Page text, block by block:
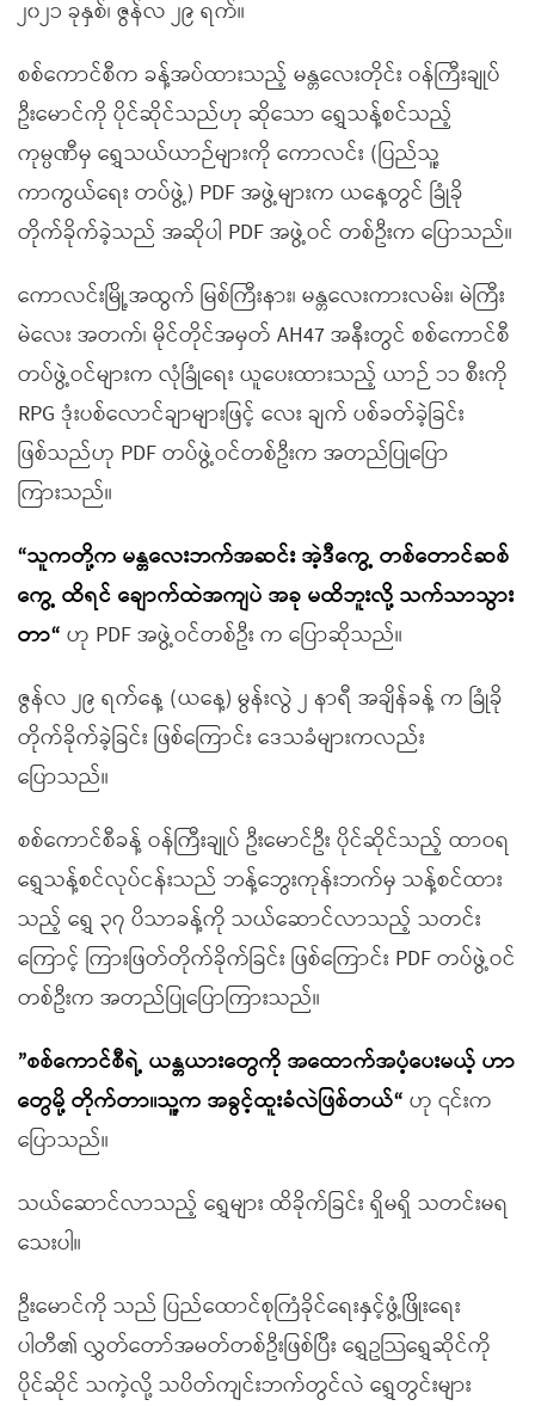
၂၀၂၁ ခုနှစ်၊ ဇွန်လ ၂၉ ရက်။
စစ်ကောင်စီက ခန့်အပ်ထားသည့် မန္တလေးတိုင်း ဝန်ကြီးချုပ်
ဦးမောင်ကို ပိုင်ဆိုင်သည်ဟု ဆိုသော ရွှေသန့်စင်သည့်
ကုမ္ပဏီမှ ရွှေသယ်ယာဉ်များကို ကောလင်း (ပြည်သူ့
ကာကွယ်ရေး တပ်ဖွဲ့) PDF အဖွဲ့များက ယနေ့တွင် ခြုံခို
တိုက်ခိုက်ခဲ့သည် အဆိုပါ PDF အဖွဲ့ဝင် တစ်ဦးက ပြောသည်။
ကောလင်းမြို့အထွက် မြစ်ကြီးနား၊ မန္တလေးကားလမ်း၊ မဲကြီး
မဲလေး အတက်၊ မိုင်တိုင်အမှတ် AH47 အနီးတွင် စစ်ကောင်စီ
တပ်ဖွဲ့ဝင်များက လုံခြုံရေး ယူပေးထားသည့် ယာဉ် ၁၁ စီးကို
RPG ဒုံးပစ်လောင်ချာများဖြင့် လေး ချက် ပစ်ခတ်ခဲ့ခြင်း
ဖြစ်သည်ဟု PDF တပ်ဖွဲ့ဝင်တစ်ဦးက အတည်ပြုပြော
ကြားသည်။
“သူကတို့က မန္တလေးဘက်အဆင်း အဲ့ဒီကွေ့ တစ်တောင်ဆစ်
ကွေ့ ထိရင် ချောက်ထဲအကျပဲ အခု မထိဘူးလို့ သက်သာသွား
တာ“ ဟု PDF အဖွဲ့ဝင်တစ်ဦး က ပြောဆိုသည်။
ဇွန်လ ၂၉ ရက်နေ့ (ယနေ့) မွန်းလွဲ ၂ နာရီ အချိန်ခန့် က ခြုံခို
တိုက်ခိုက်ခဲ့ခြင်း ဖြစ်ကြောင်း ဒေသခံများကလည်း
ပြောသည်။
စစ်ကောင်စီခန့် ဝန်ကြီးချုပ် ဦးမောင်ဦး ပိုင်ဆိုင်သည့် ထာဝရ
ရွှေသန့်စင်လုပ်ငန်းသည် ဘန့်ဘွေးကုန်းဘက်မှ သန့်စင်ထား
သည့် ရွှေ ၃၇ ပိသာခန့်ကို သယ်ဆောင်လာသည့် သတင်း
ကြောင့် ကြားဖြတ်တိုက်ခိုက်ခြင်း ဖြစ်ကြောင်း PDF တပ်ဖွဲ့ဝင်
တစ်ဦးက အတည်ပြုပြောကြားသည်။
”စစ်ကောင်စီရဲ့ ယန္တယားတွေကို အထောက်အပံ့ပေးမယ့် ဟာ
တွေမို့ တိုက်တာ။သူ့က အခွင့်ထူးခံလဲဖြစ်တယ်“ ဟု ၎င်းက
ပြောသည်။
သယ်ဆောင်လာသည့် ရွှေများ ထိခိုက်ခြင်း ရှိမရှိ သတင်းမရ
သေးပါ။
ဦးမောင်ကို သည် ပြည်ထောင်စုကြံခိုင်ရေးနှင့်ဖွံ့ဖြိုးရေး
ပါတီ၏ လွှတ်တော်အမတ်တစ်ဦးဖြစ်ပြီး ရွှေဥသြရွှေဆိုင်ကို
ပိုင်ဆိုင် သကဲ့လို့ သပိတ်ကျင်းဘက်တွင်လဲ ရွှေတွင်းများ